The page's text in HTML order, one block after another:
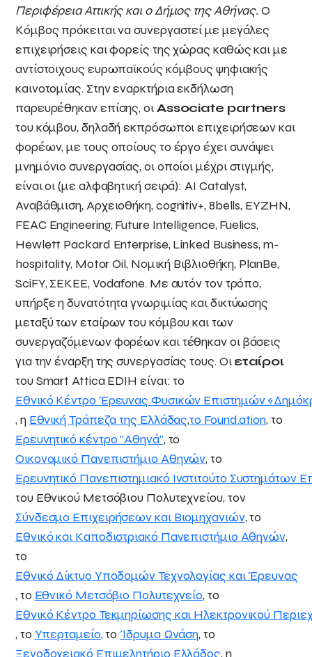
Περιφέρεια Αττικής και ο Δήμος της Αθήνας.O
Κόμβος πρόκειται να συνεργαστεί με μεγάλες
επιχειρήσεις και φορείς της χώρας καθώς και με
αντίστοιχους ευρωπαϊκούς κόμβους ψηφιακής
καινοτομίας. Στην εναρκτήρια εκδήλωση
παρευρέθηκαν επίσης, οιAssociate partners
του κόμβου, δηλαδή εκπρόσωποι επιχειρήσεων και
φορέων, με τους οποίους το έργο έχει συνάψει
μνημόνιο συνεργασίας, οι οποίοι μέχρι στιγμής,
είναι οι (με αλφαβητική σειρά): AI Catalyst,
Αναβάθμιση, Αρχειοθήκη, cognitiv+, 8bells, EYZHN,
FEAC Engineering, Future Intelligence, Fuelics,
Hewlett Packard Enterprise, Linked Business, m-
hospitality, Motor Oil, Νομική Βιβλιοθήκη, PlanBe,
SciFY, ΣΕΚΕΕ, Vodafone. Με αυτόν τον τρόπο,
υπήρξε η δυνατότητα γνωριμίας και δικτύωσης
μεταξύ των εταίρων του κόμβου και των
συνεργαζόμενων φορέων και τέθηκαν οι βάσεις
για την έναρξη της συνεργασίας τους. Οιεταίροι
του Smart Attica EDIH είναι: το
Εθνικό Κέντρο Έρευνας Φυσικών Επιστημών
, η Εθνική Τράπεζα της Ελλάδας,το Found.ation, το
Ερευνητικό κέντρο "Αθηνά", το
Οικονομικό Πανεπιστήμιο Αθηνών, το
Ερευνητικό Πανεπιστημιακό Ινστιτούτο Συστημάτων
του Εθνικού Μετσόβιου Πολυτεχνείου, τον
Σύνδεσμο Επιχειρήσεων και Βιομηχανιών, το
Εθνικό και Καποδιστριακό Πανεπιστήμιο Αθηνών,
το
Εθνικό Δίκτυο Υποδομών Τεχνολογίας και Έρευνας
, το Εθνικό Μετσόβιο Πολυτεχνείο, το
Εθνικό Κέντρο Τεκμηρίωσης και Ηλεκτρονικού
, το Υπερταμείο, τοΊδρυμα Ωνάση, το
Ξενοδοχειακό Επιμελητήριο Ελλάδος, η